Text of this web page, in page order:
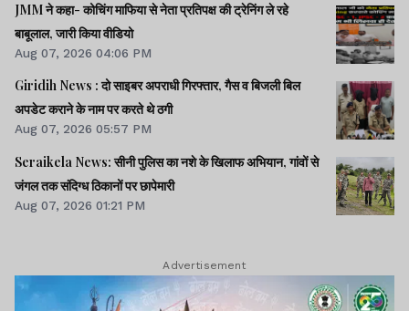
JMM ने कहा- कोचिंग माफिया से नेता प्रतिपक्ष की ट्रेनिंग ले रहे
बाबूलाल, जारी किया वीडियो
Aug 07, 2026 04:06 PM
Giridih News : दो साइबर अपराधी गिरफ्तार, गैस व बिजली बिल
अपडेट कराने के नाम पर करते थे ठगी
Aug 07, 2026 05:57 PM
Seraikela News: सीनी पुलिस का नशे के खिलाफ अभियान, गांवों से
जंगल तक संदिग्ध ठिकानों पर छापेमारी
Aug 07, 2026 01:21 PM
Advertisement